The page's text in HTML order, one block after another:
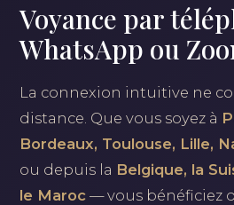
Voyance par
WhatsApp ou
La connexion intuitive ne
distance. Que vous soyez à
Bordeaux, Toulouse, Lille,
ou depuis la Belgique, la
le Maroc — vous bénéficiez